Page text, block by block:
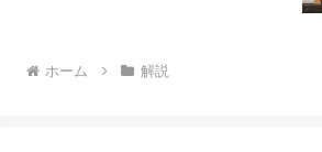
ホーム 解説